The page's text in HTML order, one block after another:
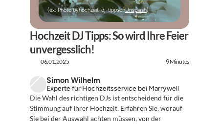
(ex: Photo byhochzeit-dj-tippsonUnsplash)
Hochzeit DJ Tipps: So wird Ihre Feier
unvergesslich!
06.01.2025 9Minutes
Simon Wilhelm
Experte für Hochzeitsservice bei Marrywell
Die Wahl des richtigen DJs ist entscheidend für die
Stimmung auf Ihrer Hochzeit. Erfahren Sie, worauf
Sie bei der Auswahl achten müssen, von der